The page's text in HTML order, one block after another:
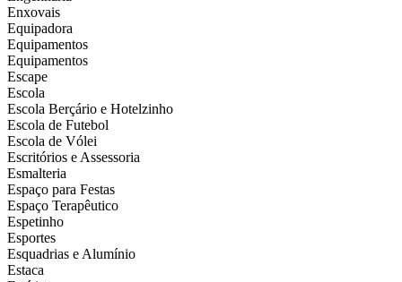
Enxovais
Equipadora
Equipamentos
Equipamentos
Escape
Escola
Escola Berçário e Hotelzinho
Escola de Futebol
Escola de Vólei
Escritórios e Assessoria
Esmalteria
Espaço para Festas
Espaço Terapêutico
Espetinho
Esportes
Esquadrias e Alumínio
Estaca